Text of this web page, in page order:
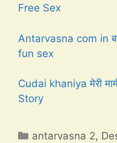
Free Sex
Antarvasna com in
fun sex
Cudai khaniya मेरी
Story
Categories
antarvasna 2,